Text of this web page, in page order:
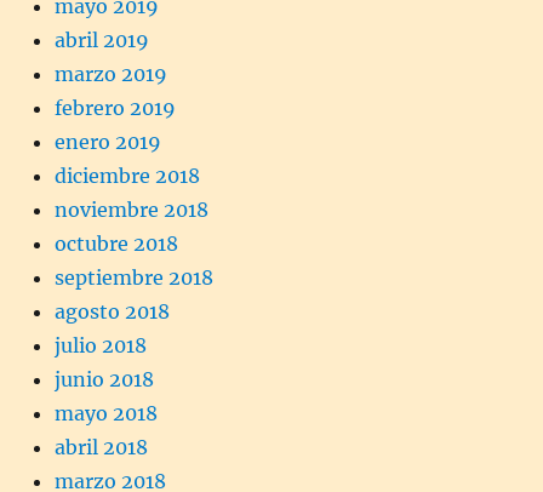
mayo 2019
abril 2019
marzo 2019
febrero 2019
enero 2019
diciembre 2018
noviembre 2018
octubre 2018
septiembre 2018
agosto 2018
julio 2018
junio 2018
mayo 2018
abril 2018
marzo 2018